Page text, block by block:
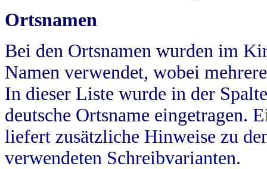
Ortsnamen
Bei den Ortsnamen wurden im
Namen verwendet, wobei
In dieser Liste wurde in der
deutsche Ortsname eingetragen.
liefert zusätzliche Hinweise zu
verwendeten Schreibvarianten.